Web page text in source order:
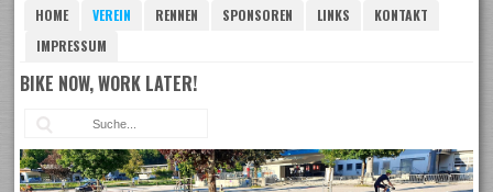
HOME VEREIN RENNEN SPONSOREN LINKS
KONTAKT
IMPRESSUM
BIKE NOW, WORK LATER!